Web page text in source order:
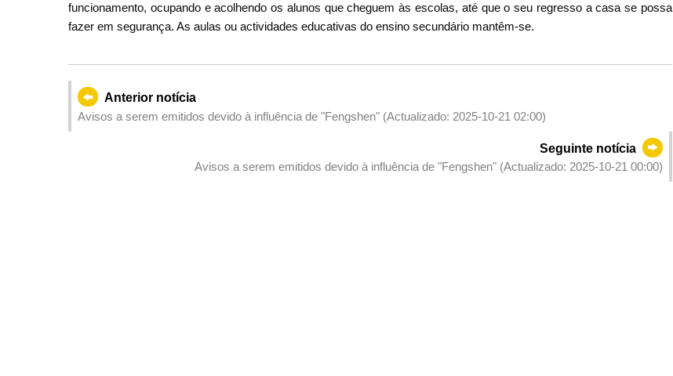
funcionamento, ocupando e acolhendo os alunos que cheguem às escolas, até que o seu regresso a casa se possa
fazer em segurança. As aulas ou actividades educativas do ensino secundário mantêm-se.
Anterior notícia
Avisos a serem emitidos devido à influência de "Fengshen" (Actualizado: 2025-10-21 02:00)
Seguinte notícia
Avisos a serem emitidos devido à influência de "Fengshen" (Actualizado: 2025-10-21 00:00)